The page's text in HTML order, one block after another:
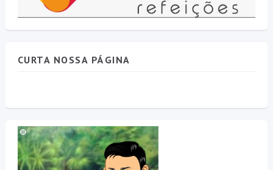
CURTA NOSSA PÁGINA